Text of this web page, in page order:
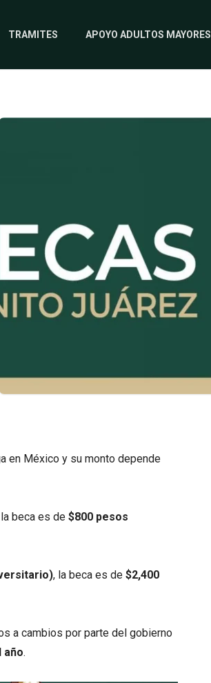
TRAMITES APOYO ADULTOS MAYORES
en México y su monto depende
beca es de $800 pesos
, la beca es de $2,400
a cambios por parte del gobierno
año.